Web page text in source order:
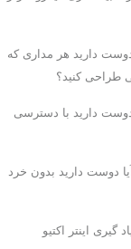
دارید هر مداری که
طراحی کنید؟
دارید با دسترسی
آیا دوست دارید بدون خرد
گیری اینتر اکتیو